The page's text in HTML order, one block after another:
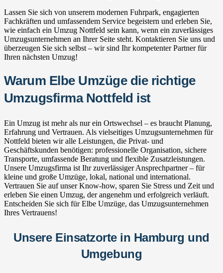
Lassen Sie sich von unserem modernen Fuhrpark, engagierten
Fachkräften und umfassendem Service begeistern und erleben Sie,
wie einfach ein Umzug Nottfeld sein kann, wenn ein zuverlässiges
Umzugsunternehmen an Ihrer Seite steht. Kontaktieren Sie uns und
überzeugen Sie sich selbst – wir sind Ihr kompetenter Partner für
Ihren nächsten Umzug!
Warum Elbe Umzüge die richtige
Umzugsfirma Nottfeld ist
Ein Umzug ist mehr als nur ein Ortswechsel – es braucht Planung,
Erfahrung und Vertrauen. Als vielseitiges Umzugsunternehmen für
Nottfeld bieten wir alle Leistungen, die Privat- und
Geschäftskunden benötigen: professionelle Organisation, sichere
Transporte, umfassende Beratung und flexible Zusatzleistungen.
Unsere Umzugsfirma ist Ihr zuverlässiger Ansprechpartner – für
kleine und große Umzüge, lokal, national und international.
Vertrauen Sie auf unser Know-how, sparen Sie Stress und Zeit und
erleben Sie einen Umzug, der angenehm und erfolgreich verläuft.
Entscheiden Sie sich für Elbe Umzüge, das Umzugsunternehmen
Ihres Vertrauens!
Unsere Einsatzorte in Hamburg und
Umgebung